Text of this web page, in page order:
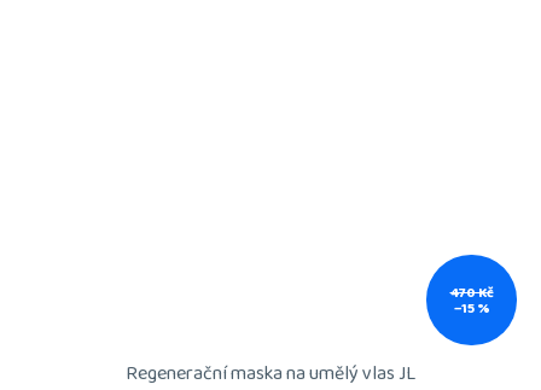
470 Kč
–15 %
Regenerační maska na umělý vlas JL